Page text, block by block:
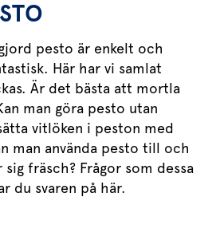
pesto är enkelt och
Här har vi samlat
Är det bästa att mortla
man göra pesto utan
vitlöken i peston med
man använda pesto till och
fräsch? Frågor som dessa
du svaren på här.